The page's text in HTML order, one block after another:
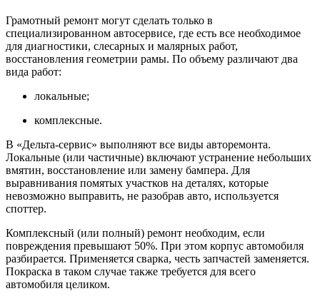
Грамотный ремонт могут сделать только в
специализированном автосервисе, где есть все необходимое
для диагностики, слесарных и малярных работ,
восстановления геометрии рамы. По объему различают два
вида работ:
локальные;
комплексные.
В «Дельта-сервис» выполняют все виды авторемонта.
Локальные (или частичные) включают устранение небольших
вмятин, восстановление или замену бампера. Для
выравнивания помятых участков на деталях, которые
невозможно выправить, не разобрав авто, используется
споттер.
Комплексный (или полный) ремонт необходим, если
повреждения превышают 50%. При этом корпус автомобиля
разбирается. Применяется сварка, честь запчастей заменяется.
Покраска в таком случае также требуется для всего
автомобиля целиком.